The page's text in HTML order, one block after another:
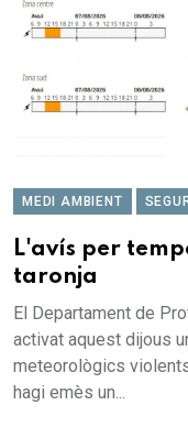
MEDI AMBIENT
L'avís per
taronja
El Departament de
activat aquest dijous
meteorològics
hagi emès un...